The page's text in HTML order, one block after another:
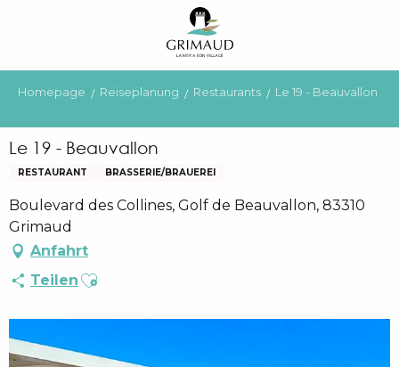
principal
Homepage Reiseplanung Restaurants Le 19 - Beauvallon
Le 19 - Beauvallon
RESTAURANT BRASSERIE/BRAUEREI
Boulevard des Collines, Golf de Beauvallon, 83310
Grimaud
Anfahrt
Teilen Ajouter aux favoris